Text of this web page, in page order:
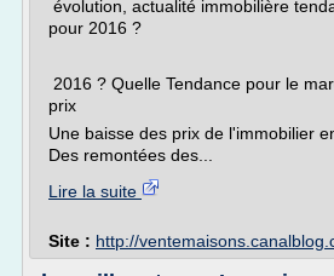
évolution, actualité immobilière
pour 2016 ?
2016 ? Quelle Tendance pour le
prix
Une baisse des prix de l'immobilier
Des remontées des...
Lire la suite
Site : http://